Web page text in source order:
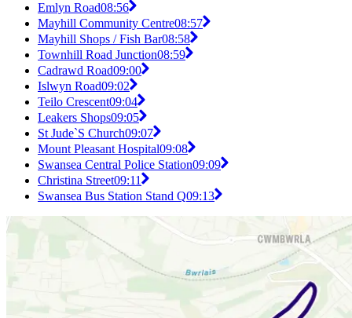
Emlyn Road08:56
Mayhill Community Centre08:57
Mayhill Shops / Fish Bar08:58
Townhill Road Junction08:59
Cadrawd Road09:00
Islwyn Road09:02
Teilo Crescent09:04
Leakers Shops09:05
St Jude`S Church09:07
Mount Pleasant Hospital09:08
Swansea Central Police Station09:09
Christina Street09:11
Swansea Bus Station Stand Q09:13